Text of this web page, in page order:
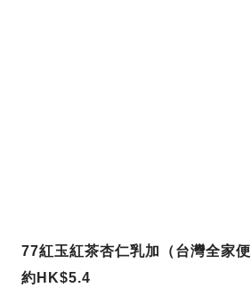
77紅玉紅茶杏仁乳加（台灣全家
約HK$5.4